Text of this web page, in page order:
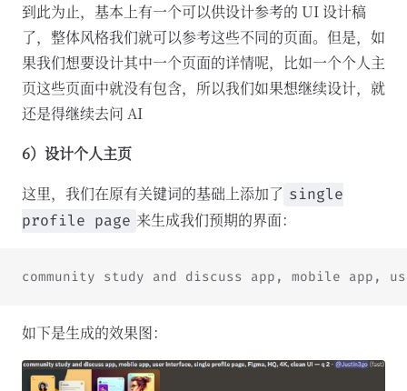
到此为止，基本上有一个可以供设计参考的 UI 设计稿
了，整体风格我们就可以参考这些不同的页面。但是，如
果我们想要设计其中一个页面的详情呢，比如一个个人主
页这些页面中就没有包含，所以我们如果想继续设计，就
还是得继续去问 AI
6）设计个人主页
这里，我们在原有关键词的基础上添加了 single
profile page 来生成我们预期的界面：
community study and discuss app, mobile
如下是生成的效果图：